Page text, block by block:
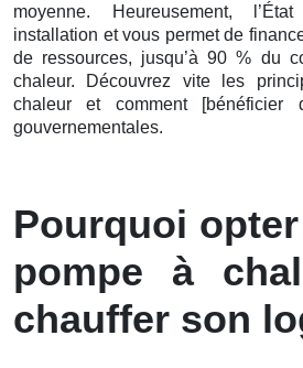
moyenne. Heureusement,
installation et vous permet de
de ressources, jusqu’à 90 % du
chaleur. Découvrez vite les
chaleur et comment
gouvernementales.
Pourquoi
pompe à
chauffer son